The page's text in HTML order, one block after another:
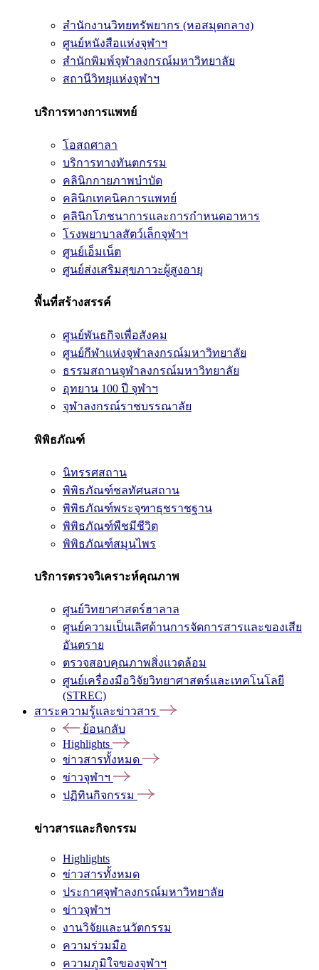
สำนักงานวิทยทรัพยากร (หอสมุดกลาง)
ศูนย์หนังสือแห่งจุฬาฯ
สำนักพิมพ์จุฬาลงกรณ์มหาวิทยาลัย
สถานีวิทยุแห่งจุฬาฯ
บริการทางการแพทย์
โอสถศาลา
บริการทางทันตกรรม
คลินิกกายภาพบำบัด
คลินิกเทคนิคการแพทย์
คลินิกโภชนาการและการกำหนดอาหาร
โรงพยาบาลสัตว์เล็กจุฬาฯ
ศูนย์เอ็มเน็ต
ศูนย์ส่งเสริมสุขภาวะผู้สูงอายุ
พื้นที่สร้างสรรค์
ศูนย์พันธกิจเพื่อสังคม
ศูนย์กีฬาแห่งจุฬาลงกรณ์มหาวิทยาลัย
ธรรมสถานจุฬาลงกรณ์มหาวิทยาลัย
อุทยาน 100 ปี จุฬาฯ
จุฬาลงกรณ์ราชบรรณาลัย
พิพิธภัณฑ์
นิทรรศสถาน
พิพิธภัณฑ์ชลทัศนสถาน
พิพิธภัณฑ์พระจุฑาธุชราชฐาน
พิพิธภัณฑ์พืชมีชีวิต
พิพิธภัณฑ์สมุนไพร
บริการตรวจวิเคราะห์คุณภาพ
ศูนย์วิทยาศาสตร์ฮาลาล
ศูนย์ความเป็นเลิศด้านการจัดการสารและของเสีย
อันตราย
ตรวจสอบคุณภาพสิ่งแวดล้อม
ศูนย์เครื่องมือวิจัยวิทยาศาสตร์และเทคโนโลยี
(STREC)
สาระความรู้และข่าวสาร
ย้อนกลับ
Highlights
ข่าวสารทั้งหมด
ข่าวจุฬาฯ
ปฏิทินกิจกรรม
ข่าวสารและกิจกรรม
Highlights
ข่าวสารทั้งหมด
ประกาศจุฬาลงกรณ์มหาวิทยาลัย
ข่าวจุฬาฯ
งานวิจัยและนวัตกรรม
ความร่วมมือ
ความภูมิใจของจุฬาฯ